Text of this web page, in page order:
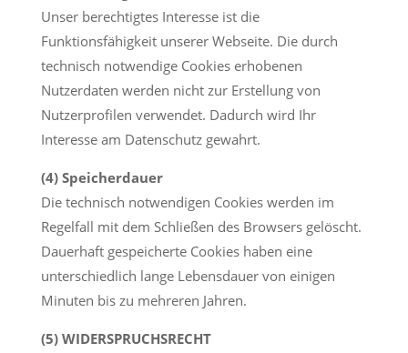
Unser berechtigtes Interesse ist die
Funktionsfähigkeit unserer Webseite. Die durch
technisch notwendige Cookies erhobenen
Nutzerdaten werden nicht zur Erstellung von
Nutzerprofilen verwendet. Dadurch wird Ihr
Interesse am Datenschutz gewahrt.
(4) Speicherdauer
Die technisch notwendigen Cookies werden im
Regelfall mit dem Schließen des Browsers gelöscht.
Dauerhaft gespeicherte Cookies haben eine
unterschiedlich lange Lebensdauer von einigen
Minuten bis zu mehreren Jahren.
(5) WIDERSPRUCHSRECHT